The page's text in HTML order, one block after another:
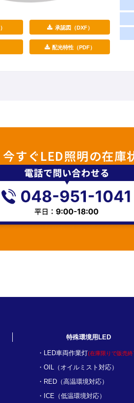
承認図（DXF）
配光特性（PDF）
今すぐLED照明の在庫
特殊環境用LED
LED車両作業灯(在庫限りで販売終
OIL（オイルミスト対応）
RED（高温環境対応）
ICE（低温環境対応）